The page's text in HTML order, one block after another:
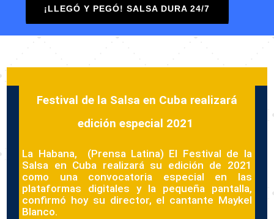
¡LLEGÓ Y PEGÓ! SALSA DURA 24/7
Festival de la Salsa en Cuba realizará
edición especial 2021
La Habana, (Prensa Latina) El Festival de la
Salsa en Cuba realizará su edición de 2021
como una convocatoria especial en las
plataformas digitales y la pequeña pantalla,
confirmó hoy su director, el cantante Maykel
Blanco.